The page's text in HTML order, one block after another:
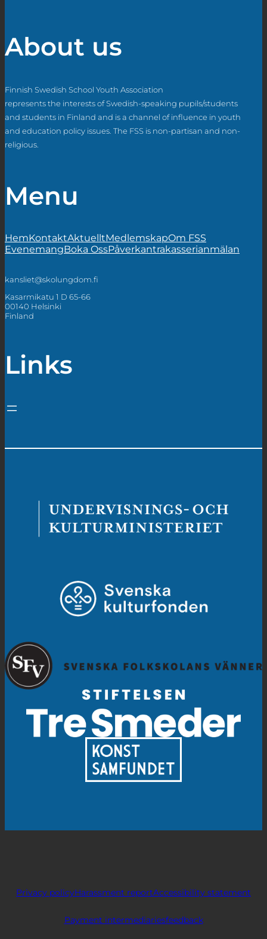
About us
Finnish Swedish School Youth Association
represents the interests of Swedish-speaking pupils/students
and students in Finland and is a channel of influence in youth
and education policy issues. The FSS is non-partisan and non-
religious.
Menu
HemKontaktAktuelltMedlemskapOm FSS
EvenemangBoka OssPåverkantrakasserianmälan
kansliet@skolungdom.fi
Kasarmikatu 1 D 65-66
00140 Helsinki
Finland
Links
Privacy policyHarassment reportAccessibility statement
Payment intermediariesfeedback